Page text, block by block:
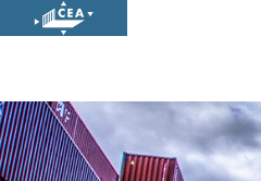
Panneau de gestion des cookies